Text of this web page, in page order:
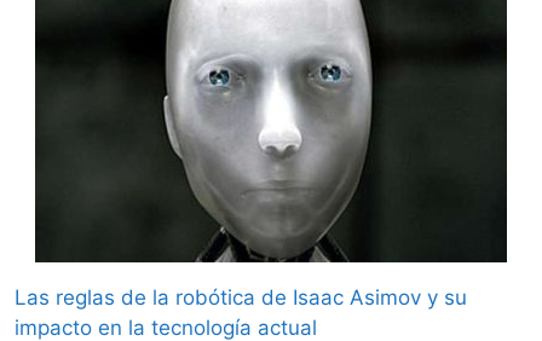
Las reglas de la robótica de Isaac Asimov y su
impacto en la tecnología actual